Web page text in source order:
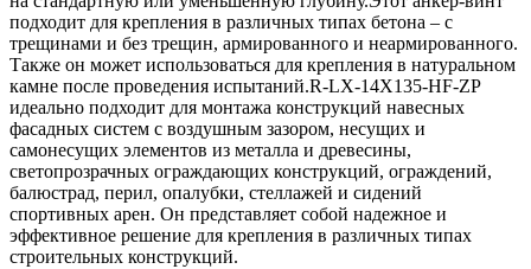
подходит для крепления в различных типах бетона – с
трещинами и без трещин, армированного и неармированного.
Также он может использоваться для крепления в натуральном
камне после проведения испытаний.R-LX-14X135-HF-ZP
идеально подходит для монтажа конструкций навесных
фасадных систем с воздушным зазором, несущих и
самонесущих элементов из металла и древесины,
светопрозрачных ограждающих конструкций, ограждений,
балюстрад, перил, опалубки, стеллажей и сидений
спортивных арен. Он представляет собой надежное и
эффективное решение для крепления в различных типах
строительных конструкций.